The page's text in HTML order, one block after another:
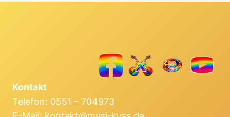
Kontakt
Telefon: 0551 – 704973